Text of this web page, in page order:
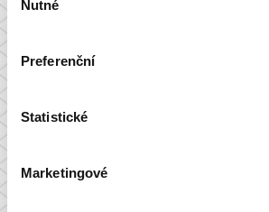
souhlasu
Nutné
Preferenční
Statistické
Marketingové